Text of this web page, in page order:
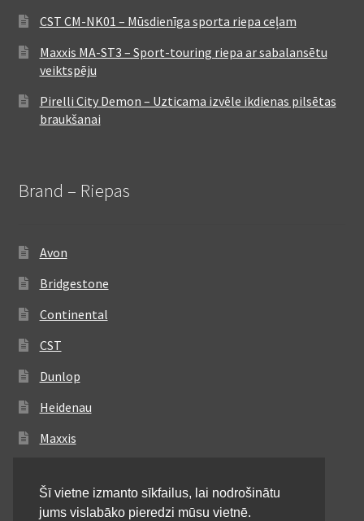
CST CM-NK01 – Mūsdienīga sporta riepa ceļam
Maxxis MA-ST3 – Sport-touring riepa ar sabalansētu
veiktspēju
Pirelli City Demon – Uzticama izvēle ikdienas pilsētas
braukšanai
Brand – Riepas
Avon
Bridgestone
Continental
CST
Dunlop
Heidenau
Maxxis
Michelin
Šī vietne izmanto sīkfailus, lai nodrošinātu
jums vislabāko pieredzi mūsu vietnē.